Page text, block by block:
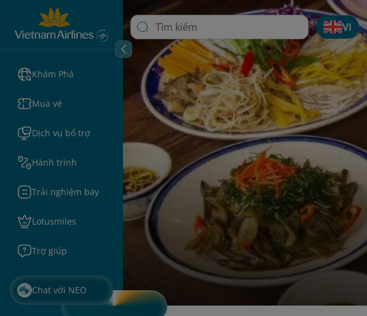
Khám Phá
Mua vé
Dịch vụ bổ trợ
Hành trình
Trải nghiệm bay
Lotusmiles
Trợ giúp
Chat với NEO
VI